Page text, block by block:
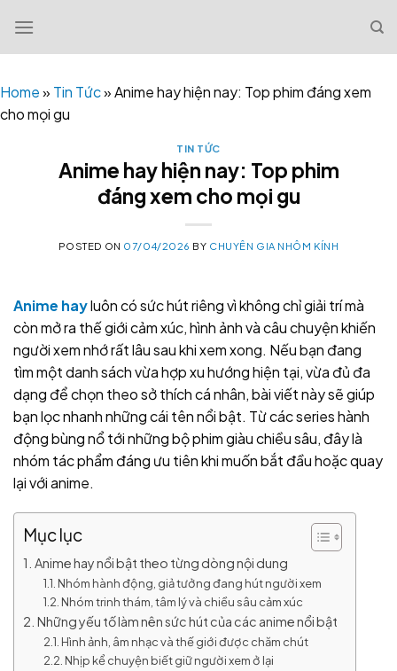
content
Home» Tin Tức»Anime hay hiện nay: Top phim đáng xem
cho mọi gu
TIN TỨC
Anime hay hiện nay: Top phim
đáng xem cho mọi gu
POSTED ON 07/04/2026 BY CHUYÊN GIA NHÔM KÍNH
Anime hayluôn có sức hút riêng vì không chỉ giải trí mà
còn mở ra thế giới cảm xúc, hình ảnh và câu chuyện khiến
người xem nhớ rất lâu sau khi xem xong. Nếu bạn đang
tìm một danh sách vừa hợp xu hướng hiện tại, vừa đủ đa
dạng để chọn theo sở thích cá nhân, bài viết này sẽ giúp
bạn lọc nhanh những cái tên nổi bật. Từ các series hành
động bùng nổ tới những bộ phim giàu chiều sâu, đây là
nhóm tác phẩm đáng ưu tiên khi muốn bắt đầu hoặc quay
lại với anime.
Mục lục
Anime hay nổi bật theo từng dòng nội dung
Nhóm hành động, giả tưởng đang hút người xem
Nhóm trinh thám, tâm lý và chiều sâu cảm xúc
Những yếu tố làm nên sức hút của các anime nổi bật
Hình ảnh, âm nhạc và thế giới được chăm chút
Nhịp kể chuyện biết giữ người xem ở lại